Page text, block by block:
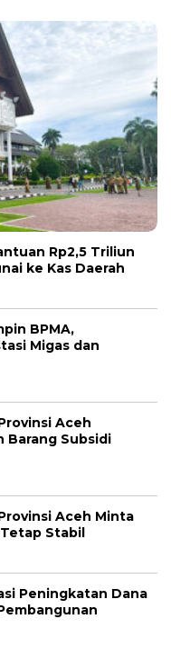
Rp2,5 Triliun
ke Kas Daerah
BPMA,
Migas dan
Aceh
Barang Subsidi
Aceh Minta
Stabil
Peningkatan Dana